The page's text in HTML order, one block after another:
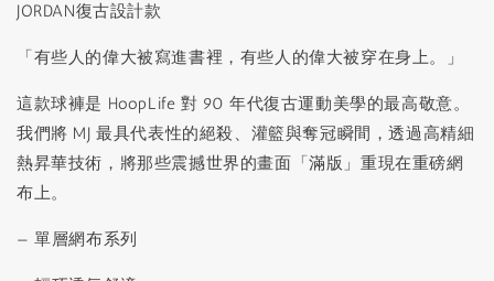
JORDAN復古設計款
「有些人的偉大被寫進書裡，有些人的偉大被穿在身上。」
這款球褲是 HoopLife 對 90 年代復古運動美學的最高敬意。
我們將 MJ 最具代表性的絕殺、灌籃與奪冠瞬間，透過高精細
熱昇華技術，將那些震撼世界的畫面「滿版」重現在重磅網
布上。
— 單層網布系列